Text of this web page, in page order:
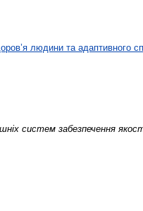
людини та адаптивного
систем забезпечення